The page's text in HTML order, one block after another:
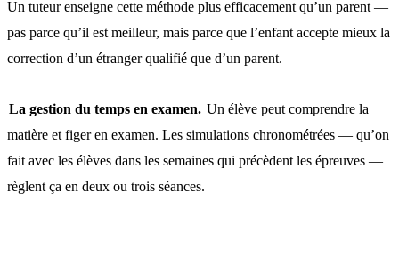
Un tuteur enseigne cette méthode plus efficacement qu’un parent —
pas parce qu’il est meilleur, mais parce que l’enfant accepte mieux la
correction d’un étranger qualifié que d’un parent.
La gestion du temps en examen. Un élève peut comprendre la
matière et figer en examen. Les simulations chronométrées — qu’on
fait avec les élèves dans les semaines qui précèdent les épreuves —
règlent ça en deux ou trois séances.